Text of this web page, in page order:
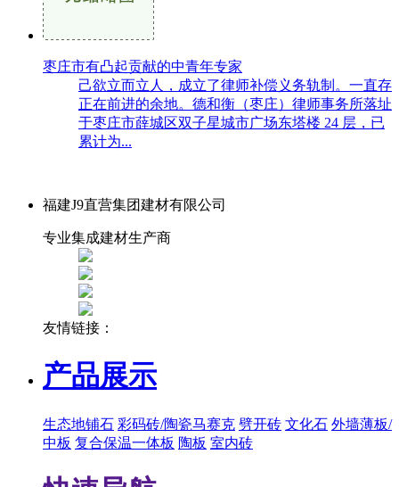
枣庄市有凸起贡献的中青年专家
己欲立而立人，成立了律师补偿义务轨制。一直存
正在前进的余地。德和衡（枣庄）律师事务所落址
于枣庄市薛城区双子星城市广场东塔楼 24 层，已
累计为...
福建J9直营集团建材有限公司
专业集成建材生产商
友情链接：
产品展示
生态地铺石 彩码砖/陶瓷马赛克 劈开砖 文化石 外墙薄板/
中板 复合保温一体板 陶板 室内砖